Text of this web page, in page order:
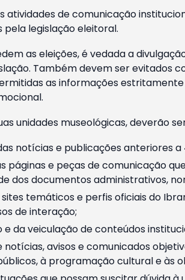
atividades de comunicação
legislação eleitoral.
as eleições, é vedada a
Também devem ser evitados
as informações
unidades museológicas, deverão
notícias e publicações anteriores
páginas e peças de comunicação
dos documentos administrativos,
temáticos e perfis oficiais do
de interação;
e da veiculação de conteúdos
avisos e comunicados
à programação cultural e às